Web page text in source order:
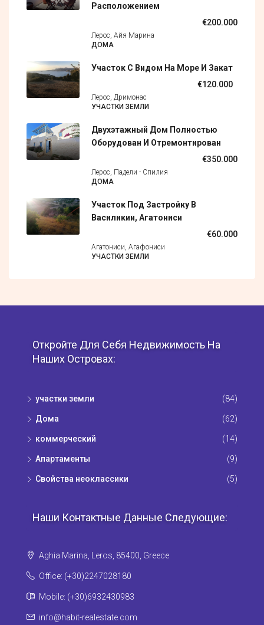
Расположением
€200.000
Лерос, Айя Марина
ДОМА
Участок С Видом На Море И Закат
€120.000
Лерос, Дримонас
УЧАСТКИ ЗЕМЛИ
Двухэтажный Дом Полностью
Оборудован И Отремонтирован
€350.000
Лерос, Падели - Спилия
ДОМА
Участок Под Застройку В
Василикии, Агатониси
€60.000
Агатониси, Агафониси
УЧАСТКИ ЗЕМЛИ
Откройте Для Себя Недвижимость На
Наших Островах:
участки земли (84)
Дома (62)
коммерческий (14)
Апартаменты (9)
Свойства неоклассики (5)
Наши Контактные Данные Следующие:
Aghia Marina, Leros, 85400, Greece
Office: (+30)2247028180
Mobile: (+30)6932430983
info@habit-realestate.com